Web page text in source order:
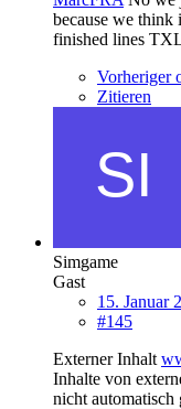
because we think
finished lines
Vorheriger
Zitieren
Simgame
Gast
15. Januar
#145
Externer Inhalt
Inhalte von
nicht automatisch